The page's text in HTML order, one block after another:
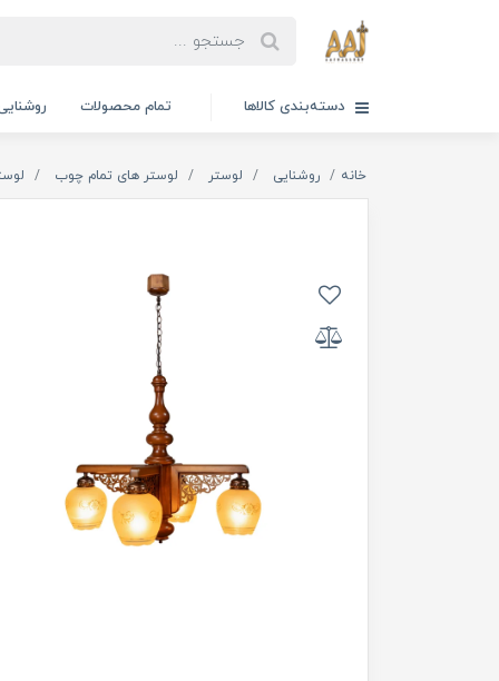
دسته‌بندی کالاها تمام محصولات
خانه روشنایی لوستر لوستر های تمام چوب